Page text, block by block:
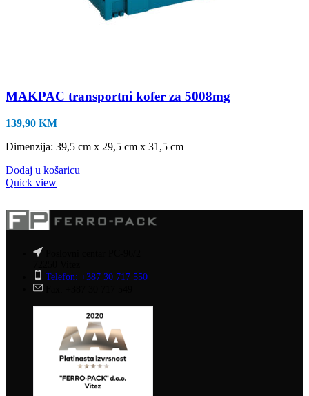
MAKPAC transportni kofer za 5008mg
139,90 KM
Dimenzija: 39,5 cm x 29,5 cm x 31,5 cm
Dodaj u košaricu
Quick view
Telefon: +387 30 717 550